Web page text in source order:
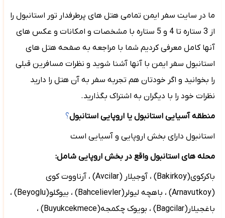
ما در سایت سفر ایمن تمامی هتل های پرطرفدار تور استانبول را
از 3 ستاره تا 4 و 5 ستاره با مشخصات و امکانات و عکس های
آنها کامل معرفی کردیم شما با مراجعه به صفحه هتل های
استانبول سفر ایمن با آنها آشنا شوید و نظرات مسافرین قبلی
را بخوانید و اگر خودتان هم تجربه سفر به آن هتل را دارید
نظرات خود را با دیگران به اشتراک بگذارید.
منطقه آسیایی استانبول یا اروپایی استانبول ؟
استانبول دارای بخش اروپایی و آسیایی است
محله های استانبول واقع در بخش اروپایی شامل:
باکرکوی(Bakirkoy) ، آوجیلار ( Avcilar) ، آرناووت کوی
Arnavutkoy) ، باهچه لیولر(Bahcelievler) ، بیوگلو(Beyoglu) ،
باغجیلار(Bagcilar) ، بویوک چکمجه(Buyukcekmece) ،